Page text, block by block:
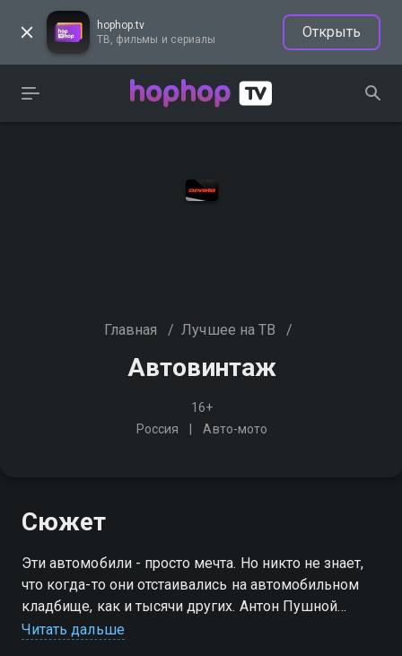
hophop.tv
ТВ, фильмы и сериалы
Открыть
Главная / Лучшее на ТВ /
Автовинтаж
16+
Россия
Авто-мото
Сюжет
Эти автомобили - просто мечта. Но никто не знает,
что когда-то они отстаивались на автомобильном
кладбище, как и тысячи других. Антон Пушной
живёт ради Old Car'ов. Он даёт вторую жизнь
Читать дальше